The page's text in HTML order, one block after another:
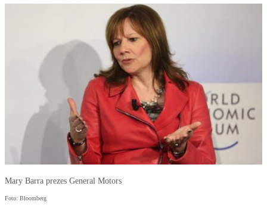
Mary Barra prezes General Motors
Foto: Bloomberg